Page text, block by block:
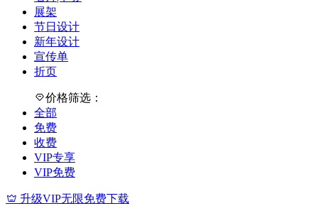
展架
节日设计
新年设计
宣传单
折页
价格筛选：
全部
免费
收费
VIP专享
VIP免费
升级VIP无限免费下载